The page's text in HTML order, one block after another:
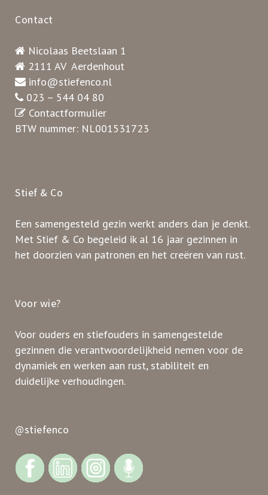
Contact
Nicolaas Beetslaan 1
2111 AV Aerdenhout
info@stiefenco.nl
023 – 544 04 80
Contactformulier
BTW nummer: NL001531723
Stief & Co
Een samengesteld gezin werkt anders dan je denkt.
Met Stief & Co begeleid ik al 16 jaar gezinnen in
het doorzien van patronen en het creëren van rust.
Voor wie?
Voor ouders en stiefouders in samengestelde
gezinnen die verantwoordelijkheid nemen voor de
dynamiek en werken aan rust, stabiliteit en
duidelijke verhoudingen.
@stiefenco